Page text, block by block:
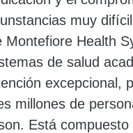
muy
Health
de salud
excepcional,
millones de
Está